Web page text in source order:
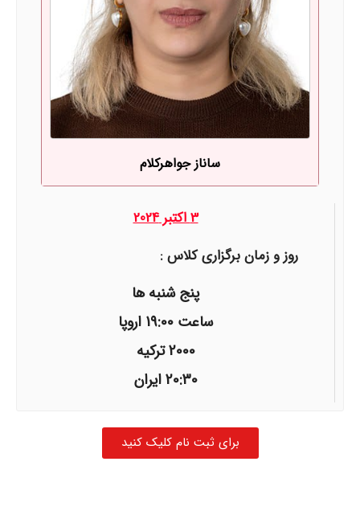
ساناز جواهرکلام
3 اکتبر 2024
روز و زمان برگزاری کلاس :
پنج شنبه ها
ساعت 19:00 اروپا
2000 ترکیه
20:30 ایران
برای ثبت نام کلیک کنید